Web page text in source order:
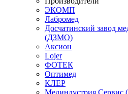
ЭКОМП
Лабромед
Досчатинский завод
(ДЗМО)
Аксион
Lojer
ФОТЕК
Оптимед
КЛЕР
Мединдустрия